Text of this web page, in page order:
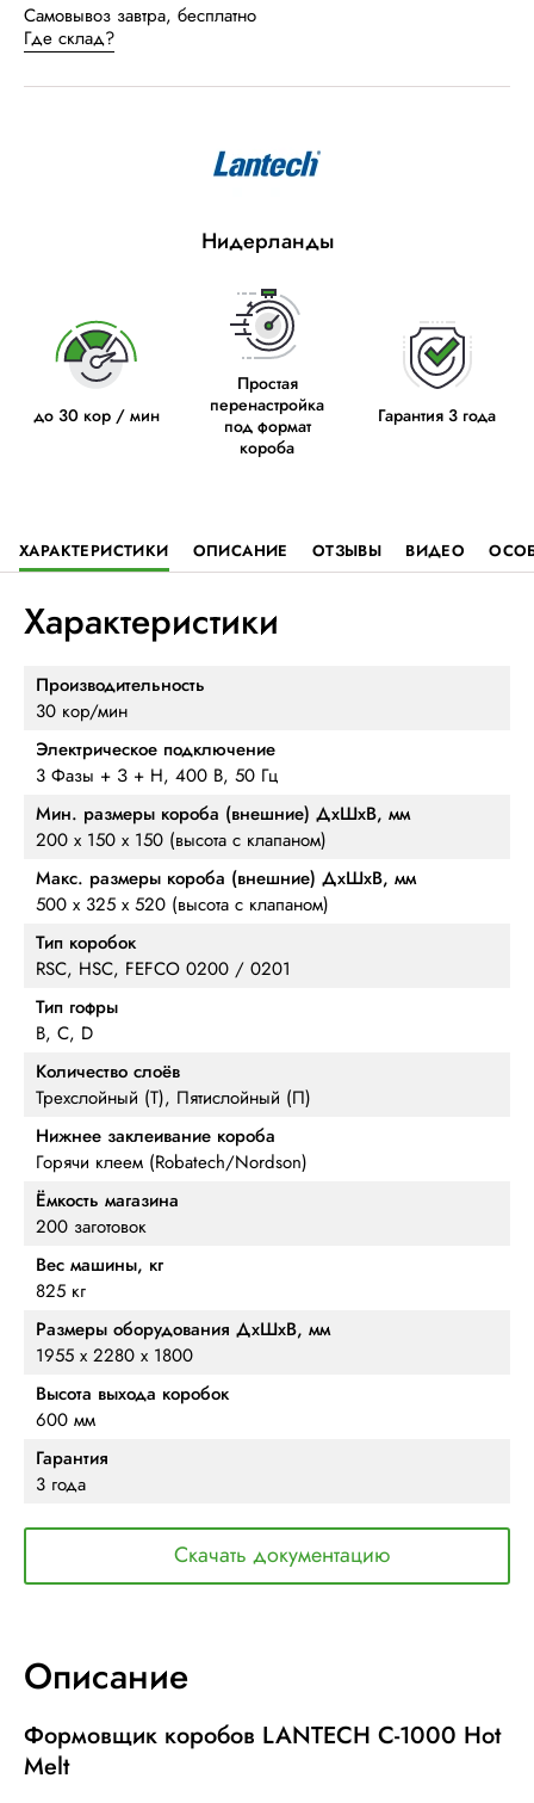
Нидерланды
до 30 кор / мин
Простая
перенастройка
под формат
короба
Гарантия 3 года
Самовывоз завтра, бесплатно
Где склад?
ХАРАКТЕРИСТИКИ ОПИСАНИЕ ОТЗЫВЫ ВИДЕО
Характеристики
Производительность
30 кор/мин
Электрическое подключение
3 Фазы + З + Н, 400 В, 50 Гц
Мин. размеры короба (внешние) ДхШхВ, мм
200 х 150 х 150 (высота с клапаном)
Макс. размеры короба (внешние) ДхШхВ, мм
500 х 325 х 520 (высота с клапаном)
Тип коробок
RSC, HSC, FEFCO 0200 / 0201
Тип гофры
B, C, D
Количество слоёв
Трехслойный (Т), Пятислойный (П)
Нижнее заклеивание короба
Горячи клеем (Robatech/Nordson)
Ёмкость магазина
200 заготовок
Вес машины, кг
825 кг
Размеры оборудования ДхШхВ, мм
1955 х 2280 х 1800
Высота выхода коробок
600 мм
Гарантия
3 года
Скачать документацию
Описание
Формовщик коробов LANTECH C-1000 Hot
Melt